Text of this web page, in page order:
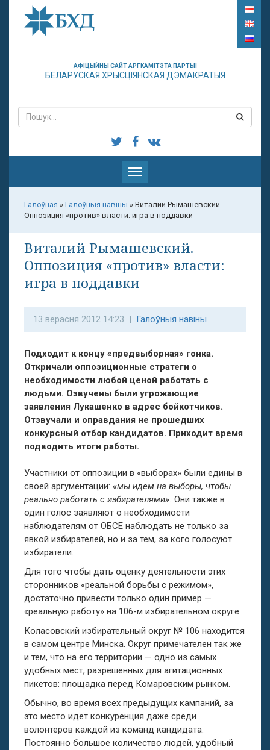
АФІЦЫЙНЫ САЙТ АРГКАМІТЭТА ПАРТЫІ
БЕЛАРУСКАЯ ХРЫСЦІЯНСКАЯ ДЭМАКРАТЫЯ
Паказаць
меню
Галоўная » Галоўныя навіны » Виталий Рымашевский.
Оппозиция «против» власти: игра в поддавки
Виталий Рымашевский.
Оппозиция «против» власти:
игра в поддавки
13 верасня 2012 14:23 | Галоўныя навіны
Подходит к концу «предвыборная» гонка.
Откричали оппозиционные стратеги о
необходимости любой ценой работать с
людьми. Озвучены были угрожающие
заявления Лукашенко в адрес бойкотчиков.
Отзвучали и оправдания не прошедших
конкурсный отбор кандидатов. Приходит время
подводить итоги работы.
Участники от оппозиции в «выборах» были едины в
своей аргументации: «мы идем на выборы, чтобы
реально работать с избирателями». Они также в
один голос заявляют о необходимости
наблюдателям от ОБСЕ наблюдать не только за
явкой избирателей, но и за тем, за кого голосуют
избиратели.
Для того чтобы дать оценку деятельности этих
сторонников «реальной борьбы с режимом»,
достаточно привести только один пример —
«реальную работу» на 106-м избирательном округе.
Коласовский избирательный округ № 106 находится
в самом центре Минска. Округ примечателен так же
и тем, что на его территории — одно из самых
удобных мест, разрешенных для агитационных
пикетов: площадка перед Комаровским рынком.
Обычно, во время всех предыдущих кампаний, за
это место идет конкуренция даже среди
волонтеров каждой из команд кандидата.
Постоянно большое количество людей, удобный